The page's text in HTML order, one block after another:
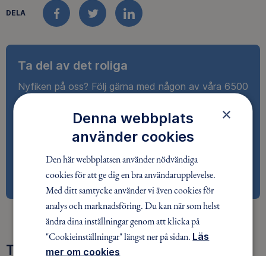
DELA
FACEBOOKTWITTERLINKEDIN
Ta del av det roliga
Nyfiken på oss? Följ gärna med någon av våra 6500
ledare ut i naturen – för upplevelser, glädje och
gemenskap. Varmt välkommen att bli medlem!
BLI MEDLEM
Tre goda skäl att bli medlem
×
Denna webbplats
använder cookies
Den här webbplatsen använder nödvändiga
cookies för att ge dig en bra användarupplevelse.
Med ditt samtycke använder vi även cookies för
analys och marknadsföring. Du kan när som helst
ändra dina inställningar genom att klicka på
"Cookieinställningar" längst ner på sidan. Läs
mer om cookies